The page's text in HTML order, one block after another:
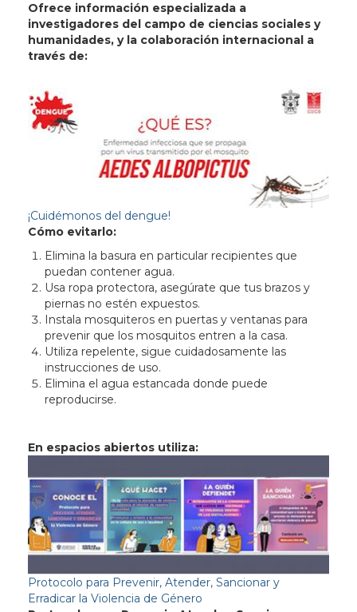
Ofrece información especializada a
investigadores del campo de ciencias sociales y
humanidades, y la colaboración internacional a
través de:
¡Cuidémonos del dengue!
Cómo evitarlo:
Elimina la basura en particular recipientes que
puedan contener agua.
Usa ropa protectora, asegúrate que tus brazos y
piernas no estén expuestos.
Instala mosquiteros en puertas y ventanas para
prevenir que los mosquitos entren a la casa.
Utiliza repelente, sigue cuidadosamente las
instrucciones de uso.
Elimina el agua estancada donde puede
reproducirse.
En espacios abiertos utiliza:
Protocolo para Prevenir, Atender, Sancionar y
Erradicar la Violencia de Género